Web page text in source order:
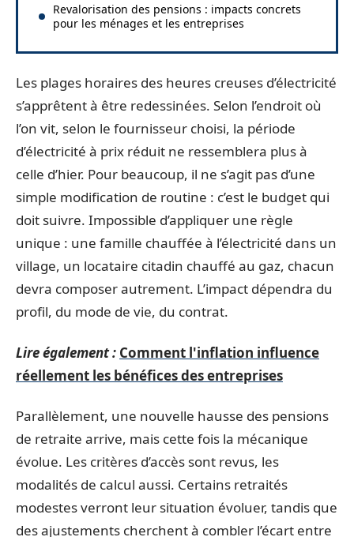
Revalorisation des pensions : impacts concrets
pour les ménages et les entreprises
Les plages horaires des heures creuses d’électricité
s’apprêtent à être redessinées. Selon l’endroit où
l’on vit, selon le fournisseur choisi, la période
d’électricité à prix réduit ne ressemblera plus à
celle d’hier. Pour beaucoup, il ne s’agit pas d’une
simple modification de routine : c’est le budget qui
doit suivre. Impossible d’appliquer une règle
unique : une famille chauffée à l’électricité dans un
village, un locataire citadin chauffé au gaz, chacun
devra composer autrement. L’impact dépendra du
profil, du mode de vie, du contrat.
Lire également : Comment l'inflation influence
réellement les bénéfices des entreprises
Parallèlement, une nouvelle hausse des pensions
de retraite arrive, mais cette fois la mécanique
évolue. Les critères d’accès sont revus, les
modalités de calcul aussi. Certains retraités
modestes verront leur situation évoluer, tandis que
des ajustements cherchent à combler l’écart entre